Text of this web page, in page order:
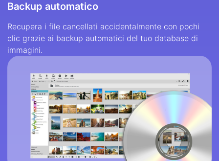
Backup automatico
Recupera i file cancellati accidentalmente con pochi
clic grazie ai backup automatici del tuo database di
immagini.